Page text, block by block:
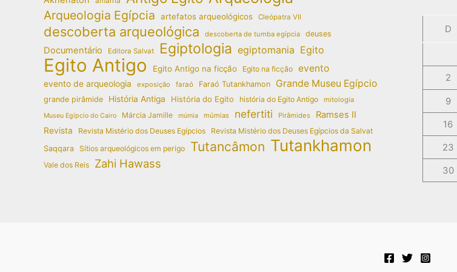
Arqueologia Egípcia artefatos arqueológicos Cleópatra VII
descoberta arqueológica descoberta de tumba egípcia deuses
Documentário Editora Salvat Egiptologia egiptomania Egito
Egito Antigo Egito Antigo na ficção Egito na ficção evento
evento de arqueologia exposição faraó Faraó Tutankhamon Grande Museu Egípcio
grande pirâmide História Antiga História do Egito história do Egito Antigo mitologia
Museu Egípcio do Cairo Márcia Jamille múmia múmias nefertiti Pirâmides Ramses II
Revista Revista Mistério dos Deuses Egípcios
Revista Mistério dos Deuses Egípcios da Salvat
Saqqara Sítios arqueológicos em perigo Tutancâmon Tutankhamon
Vale dos Reis Zahi Hawass
D
2
9
16
23
30